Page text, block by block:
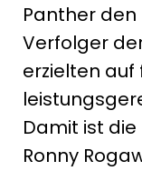
Panther
Verfolger
erzielten
Damit ist
Ronny